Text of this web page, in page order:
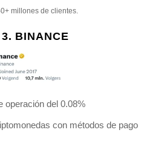
millones de clientes.
3. BINANCE
operación del 0.08%
con métodos de pago